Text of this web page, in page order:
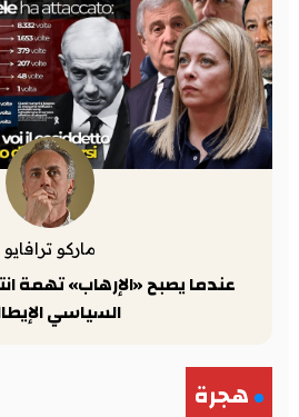
ماركو ترافايو
عندما يصبح «الإرهاب» تهمة
السياسي
هجرة